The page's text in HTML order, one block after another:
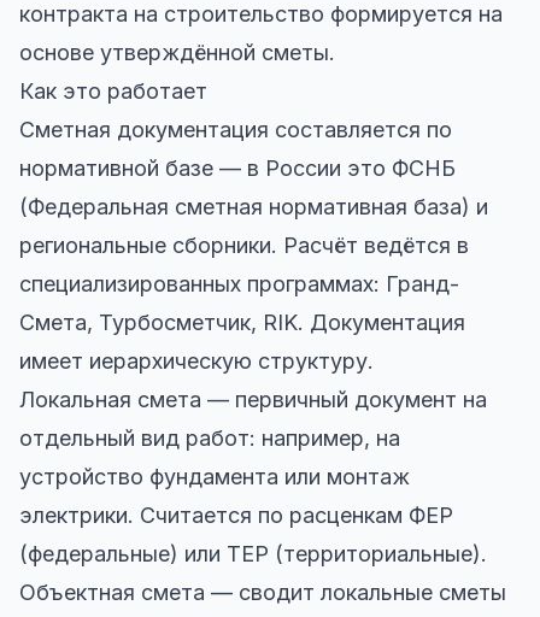
контракта на строительство формируется на
основе утверждённой сметы.
Как это работает
Сметная документация составляется по
нормативной базе — в России это ФСНБ
(Федеральная сметная нормативная база) и
региональные сборники. Расчёт ведётся в
специализированных программах: Гранд-
Смета, Турбосметчик, RIK. Документация
имеет иерархическую структуру.
Локальная смета — первичный документ на
отдельный вид работ: например, на
устройство фундамента или монтаж
электрики. Считается по расценкам ФЕР
(федеральные) или ТЕР (территориальные).
Объектная смета — сводит локальные сметы